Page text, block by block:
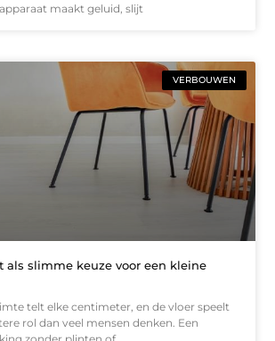
maakt geluid, slijt
VERBOUWEN
als slimme keuze voor een kleine
telt elke centimeter, en de vloer speelt
rol dan veel mensen denken. Een